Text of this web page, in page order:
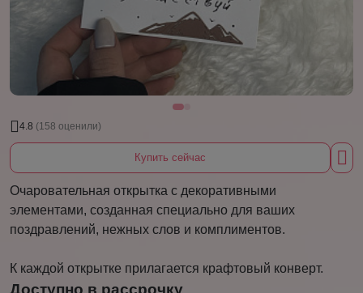
4.8 (158 оценили)
Купить сейчас
Очаровательная открытка с декоративными
элементами, созданная специально для ваших
поздравлений, нежных слов и комплиментов.
К каждой открытке прилагается крафтовый конверт.